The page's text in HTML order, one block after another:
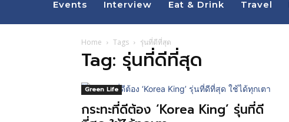
Events Interview Eat & Drink Travel
Home Tags รุ่นที่ดีที่สุด
Tag: รุ่นที่ดีที่สุด
Green Life
กระทะที่ดีต้อง ‘Korea King’ รุ่นที่ดี